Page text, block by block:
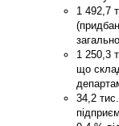
1 492,7
1 250,3
що
34,2